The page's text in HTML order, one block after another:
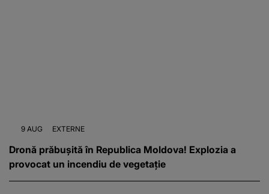
9 AUG EXTERNE
Dronă prăbușită în Republica Moldova! Explozia a
provocat un incendiu de vegetație